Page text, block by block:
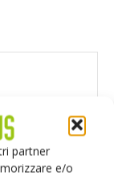
partner
e/o